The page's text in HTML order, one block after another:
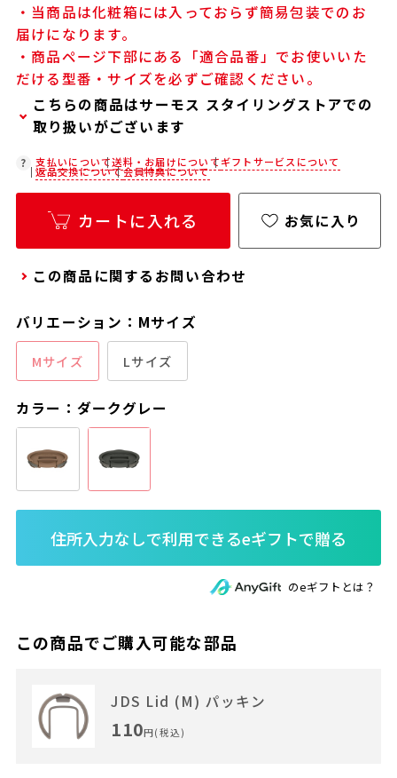
当商品は弊社でのお包みには対応しておりませ
ん。
お客様ご自身で包装する際にお使いいただけるギ
フト用品をご用意しておりますので、セルフラッ
ピング用のギフトバッグや手提げ袋が必要な場合
は、以下より合わせてご購入ください。
通常商品用ギフト用品
パーソナライズサービス用ギフト用品
・当商品は化粧箱には入っておらず簡易包装でのお
届けになります。
・商品ページ下部にある「適合品番」でお使いいた
だける型番・サイズを必ずご確認ください。
こちらの商品はサーモス スタイリングストアでの
取り扱いがございます
在庫状況につきましては、各店舗までお電話にて
ご確認ください。
店舗紹介ページ
支払いについて送料・お届けについてギフトサービスについて
返品交換について会員特典について
カートに入れる お気に入り
この商品に関するお問い合わせ
バリエーション：Mサイズ
Mサイズ Lサイズ
カラー：ダークグレー
のeギフトとは？
この商品でご購入可能な部品
JDS Lid (M) パッキン
110円(税込)